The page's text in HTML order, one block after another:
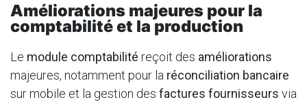
Améliorations majeures pour la
comptabilité et la production
Le module comptabilité reçoit des améliorations
majeures, notamment pour la réconciliation bancaire
sur mobile et la gestion des factures fournisseurs via